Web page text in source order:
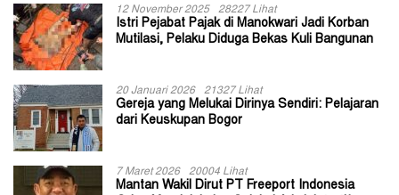
12 November 2025 28227 Lihat
Istri Pejabat Pajak di Manokwari Jadi Korban
Mutilasi, Pelaku Diduga Bekas Kuli Bangunan
20 Januari 2026 21327 Lihat
Gereja yang Melukai Dirinya Sendiri: Pelajaran
dari Keuskupan Bogor
7 Maret 2026 20004 Lihat
Mantan Wakil Dirut PT Freeport Indonesia